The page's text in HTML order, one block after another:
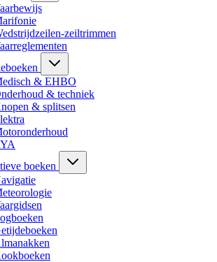
zeiltrimmen
& EHBO
& techniek
& splitsen
boeken